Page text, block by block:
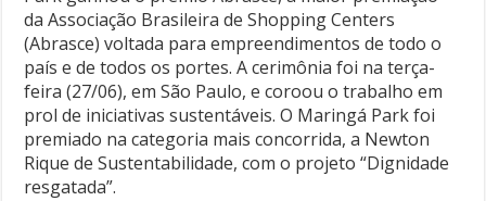
da Associação Brasileira de Shopping Centers
(Abrasce) voltada para empreendimentos de todo o
país e de todos os portes. A cerimônia foi na terça-
feira (27/06), em São Paulo, e coroou o trabalho em
prol de iniciativas sustentáveis. O Maringá Park foi
premiado na categoria mais concorrida, a Newton
Rique de Sustentabilidade, com o projeto “Dignidade
resgatada”.